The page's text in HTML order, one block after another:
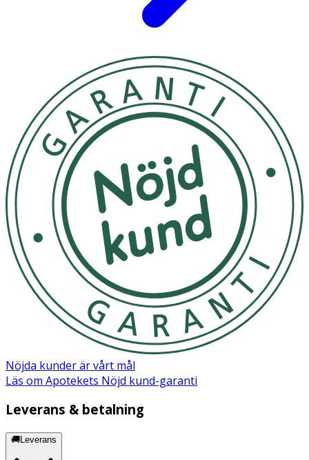
Nöjda kunder är vårt mål
Läs om Apotekets Nöjd kund-garanti
Leverans & betalning
🚚Leverans